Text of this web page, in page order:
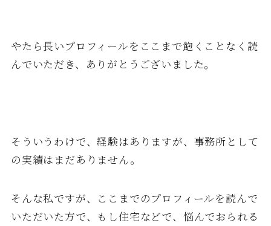
やたら長いプロフィールをここまで飽くことなく読
んでいただき、ありがとうございました。
そういうわけで、経験はありますが、事務所として
の実績はまだありません。
そんな私ですが、ここまでのプロフィールを読んで
いただいた方で、もし住宅などで、悩んでおられる